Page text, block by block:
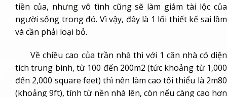
tiền của, nhưng vô tình cũng sẽ làm giảm tài lộc của
người sống trong đó. Vì vậy, đây là 1 lối thiết kế sai lầm
và cần phải loại bỏ.
Về chiều cao của trần nhà thì với 1 căn nhà có diện
tích trung bình, từ 100 đến 200m2 (tức khoảng từ 1,000
đến 2,000 square feet) thì nên làm cao tối thiểu là 2m80
(khoảng 9ft), tính từ nền nhà lên, còn nếu càng cao hơn